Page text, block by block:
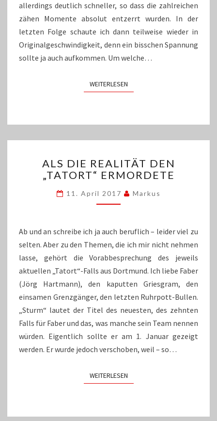
allerdings deutlich schneller, so dass die zahlreichen
zähen Momente absolut entzerrt wurden. In der
letzten Folge schaute ich dann teilweise wieder in
Originalgeschwindigkeit, denn ein bisschen Spannung
sollte ja auch aufkommen. Um welche…
WEITERLESENWEITERLESEN
DIE
REALITÄT
„TATORT“
ERMORDETE
ALS DIE REALITÄT DEN
„TATORT“ ERMORDETE
11. April 2017 Markus
Ab und an schreibe ich ja auch beruflich – leider viel zu
selten. Aber zu den Themen, die ich mir nicht nehmen
lasse, gehört die Vorabbesprechung des jeweils
aktuellen „Tatort“-Falls aus Dortmund. Ich liebe Faber
(Jörg Hartmann), den kaputten Griesgram, den
einsamen Grenzgänger, den letzten Ruhrpott-Bullen.
„Sturm“ lautet der Titel des neuesten, des zehnten
Falls für Faber und das, was manche sein Team nennen
würden. Eigentlich sollte er am 1. Januar gezeigt
werden. Er wurde jedoch verschoben, weil – so…
WEITERLESENWEITERLESEN